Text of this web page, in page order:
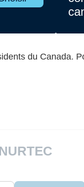
du Canada.